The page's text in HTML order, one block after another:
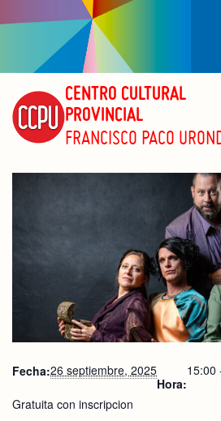
CENTRO CULTURAL
PROVINCIAL
FRANCISCO PACO
Fecha:26 septiembre, 2025
Hora:
15:00
Gratuita con inscripcion